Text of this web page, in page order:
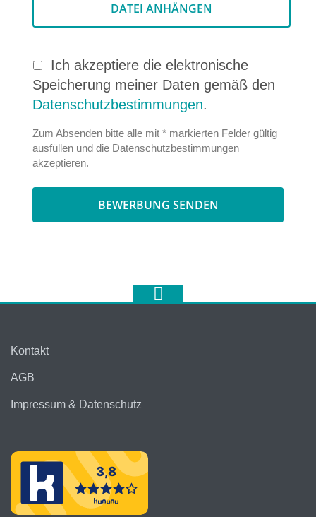
DATEI ANHÄNGEN
Ich akzeptiere die elektronische
Speicherung meiner Daten gemäß den
Datenschutzbestimmungen.
Zum Absenden bitte alle mit * markierten Felder gültig
ausfüllen und die Datenschutzbestimmungen
akzeptieren.
BEWERBUNG SENDEN
Kontakt
AGB
Impressum & Datenschutz